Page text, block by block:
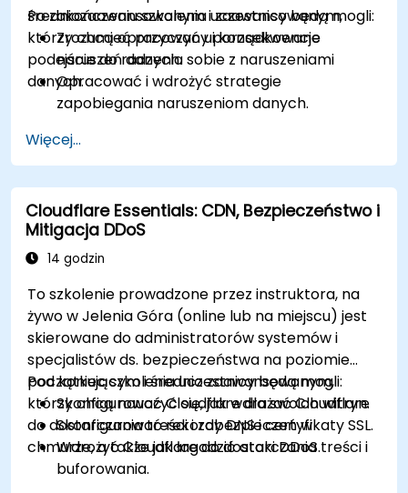
średniozaawansowanym i zaawansowanym,
którzy chcą opracować uporządkowane
podejście do radzenia sobie z naruszeniami
danych.
Po zakończeniu szkolenia uczestnicy będą mogli:
Zrozumieć przyczyny i konsekwencje
naruszeń danych.
Opracować i wdrożyć strategie
zapobiegania naruszeniom danych.
celu ograniczenia i złagodzenia naruszeń.
Przeprowadzić dochodzenia
kryminalistyczne i ocenić wpływ naruszeń.
Dostosować się do wymogów prawnych i
regulacyjnych dotyczących powiadamiania
o naruszeniach.
stan bezpieczeństwa.
Więcej...
Cloudflare Essentials: CDN, Bezpieczeństwo i
Mitigacja DDoS
14 godzin
To szkolenie prowadzone przez instruktora, na
żywo w Jelenia Góra (online lub na miejscu) jest
skierowane do administratorów systemów i
specjalistów ds. bezpieczeństwa na poziomie
początkującym i średnio zaawansowanym,
którzy chcą nauczyć się, jak wdrażać Cloudflare
do dostarczania treści i zabezpieczeń w
chmurze, a także jak łagodzić ataki DDoS.
Pod koniec szkolenia uczestnicy będą mogli:
Skonfigurować Cloudflare dla swoich witryn.
Skonfigurować rekordy DNS i certyfikaty SSL.
Wdrożyć Cloudflare do dostarczania treści i
buforowania.